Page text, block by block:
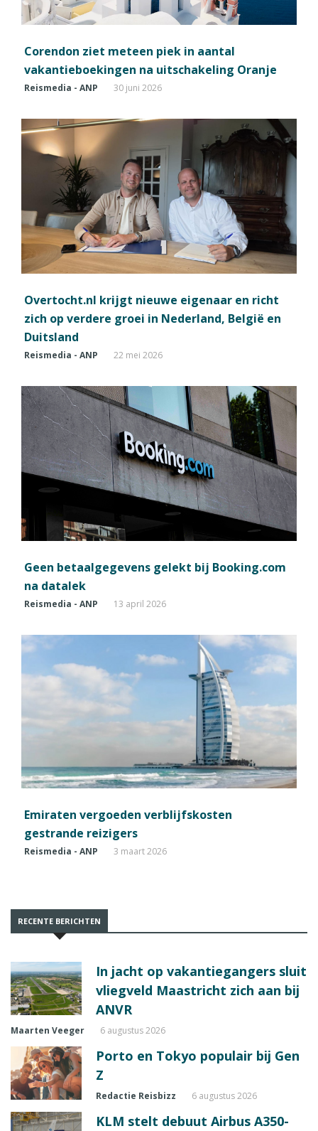
Corendon ziet meteen piek in aantal
vakantieboekingen na uitschakeling Oranje
Reismedia - ANP 30 juni 2026
Overtocht.nl krijgt nieuwe eigenaar en richt
zich op verdere groei in Nederland, België en
Duitsland
Reismedia - ANP 22 mei 2026
Geen betaalgegevens gelekt bij Booking.com
na datalek
Reismedia - ANP 13 april 2026
Emiraten vergoeden verblijfskosten
gestrande reizigers
Reismedia - ANP 3 maart 2026
RECENTE BERICHTEN
In jacht op vakantiegangers sluit
vliegveld Maastricht zich aan bij
ANVR
Maarten Veeger 6 augustus 2026
Porto en Tokyo populair bij Gen
Z
Redactie Reisbizz 6 augustus 2026
KLM stelt debuut Airbus A350-